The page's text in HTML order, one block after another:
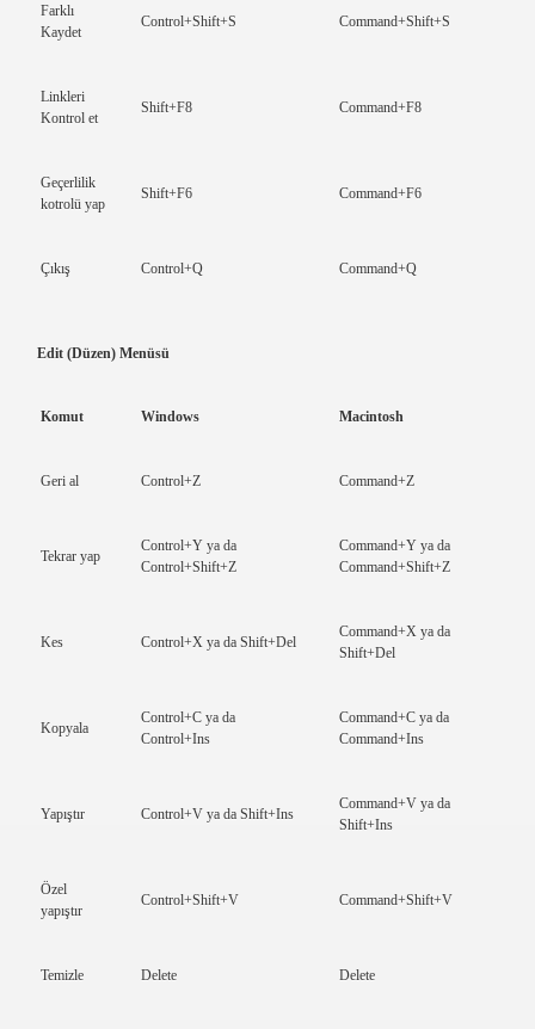
Farklı
Kaydet
Control+Shift+S Command+Shift+S
Linkleri
Kontrol et
Shift+F8 Command+F8
Geçerlilik
kotrolü yap
Shift+F6 Command+F6
Çıkış Control+Q Command+Q
Edit (Düzen) Menüsü
Komut Windows Macintosh
Geri al Control+Z Command+Z
Tekrar yap
Control+Y ya da
Control+Shift+Z
Command+Y ya da
Command+Shift+Z
Kes Control+X ya da Shift+Del
Command+X ya da
Shift+Del
Kopyala
Control+C ya da
Control+Ins
Command+C ya da
Command+Ins
Yapıştır Control+V ya da Shift+Ins
Command+V ya da
Shift+Ins
Özel
yapıştır
Control+Shift+V Command+Shift+V
Temizle Delete Delete